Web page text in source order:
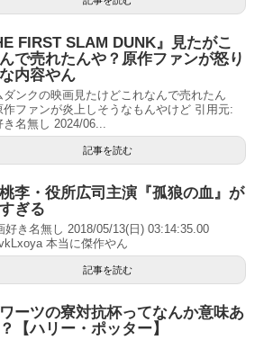
FIRST SLAM DUNK』見たがこ
で売れたんや？原作ファンが怒り
内容やん
ダンクの映画見たけどこれなんで売れたん
作ファンが炎上しそうなもんやけど 引用元:
名無し 2024/06...
記事を読む
李・役所広司主演『孤狼の血』が
ぎる
好き名無し 2018/05/13(日) 03:14:35.00
本当に傑作やん
記事を読む
ーツの寮対抗杯ってなんか意味あ
【ハリー・ポッター】